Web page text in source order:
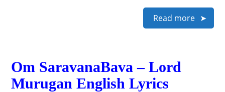
Read more
Om SaravanaBava – Lord
Murugan English Lyrics